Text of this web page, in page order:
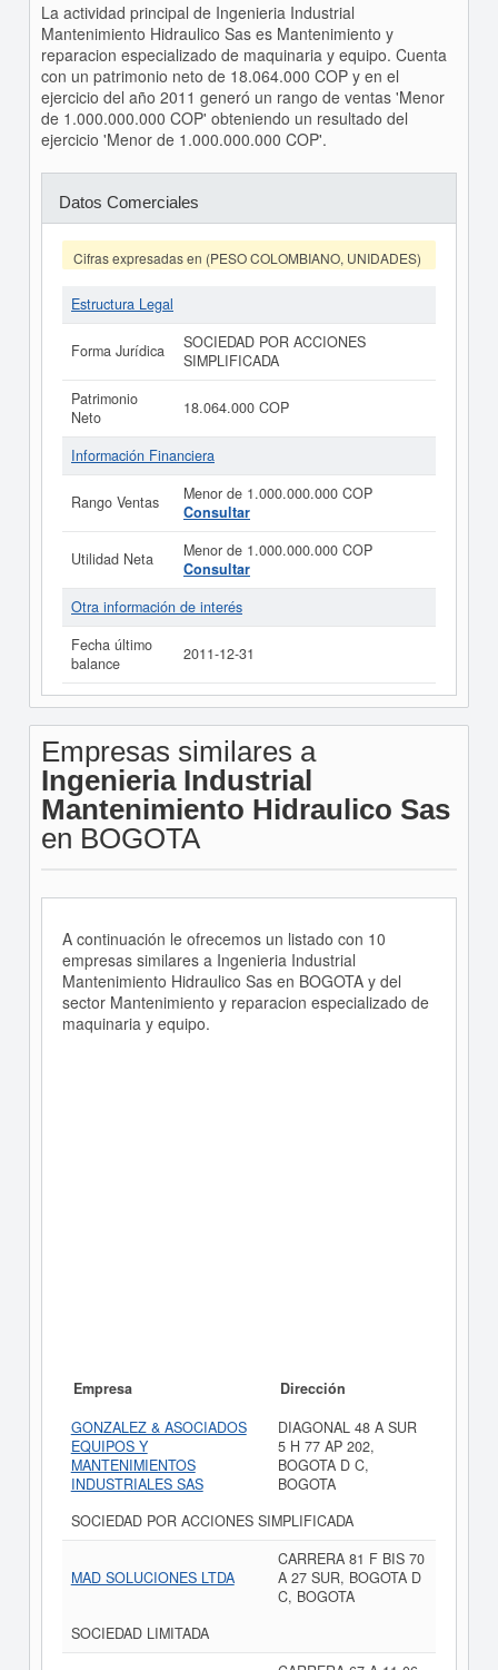
La actividad principal de Ingenieria Industrial
Mantenimiento Hidraulico Sas es Mantenimiento y
reparacion especializado de maquinaria y equipo. Cuenta
con un patrimonio neto de 18.064.000 COP y en el
ejercicio del año 2011 generó un rango de ventas 'Menor
de 1.000.000.000 COP' obteniendo un resultado del
ejercicio 'Menor de 1.000.000.000 COP'.
Datos Comerciales
Cifras expresadas en (PESO COLOMBIANO, UNIDADES)
Estructura Legal
Forma Jurídica
SOCIEDAD POR ACCIONES
SIMPLIFICADA
Patrimonio
Neto
18.064.000 COP
Información Financiera
Rango Ventas
Menor de 1.000.000.000 COP
Consultar
Utilidad Neta
Menor de 1.000.000.000 COP
Consultar
Otra información de interés
Fecha último
balance
2011-12-31
Empresas similares a
Ingenieria Industrial
Mantenimiento Hidraulico Sas
en BOGOTA
A continuación le ofrecemos un listado con 10
empresas similares a Ingenieria Industrial
Mantenimiento Hidraulico Sas en BOGOTA y del
sector Mantenimiento y reparacion especializado de
maquinaria y equipo.
Empresa
Dirección
GONZALEZ & ASOCIADOS
EQUIPOS Y
MANTENIMIENTOS
INDUSTRIALES SAS
DIAGONAL 48 A SUR
5 H 77 AP 202,
BOGOTA D C,
BOGOTA
SOCIEDAD POR ACCIONES SIMPLIFICADA
MAD SOLUCIONES LTDA
CARRERA 81 F BIS 70
A 27 SUR, BOGOTA D
C, BOGOTA
SOCIEDAD LIMITADA